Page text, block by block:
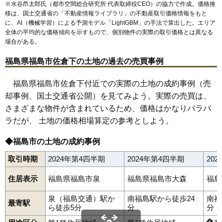
67 小倉寺 13万円 1,284万円 13.5%
68 南町 12万円 382万円 5.9%
69
70 沖高 12万円 637万円
72 下鳥渡 12万円 1,422万円 6.1%
73 渡利 11万円 768万円 3.1%
北矢野目 11万円
76 町庭坂 10万円
77 松川町美郷 9.3万円 895万円 6.0%
80 松川町関谷 7.2万円 673万円 1.3%
81 荒井北 7.1万円 964万円 10.0%
※水谷昂太郎氏（都市空間総合研究所 代表取締役CEO）の協力で作成。価格推
移は、国土交通省の「不動産情報ライブラリ 」の不動産取引価格情報をもと
に、AI（機械学習）による予測モデル「LightGBM」の手法で算出した。エリア
全体の平均的な価格傾向を示すもので、個別物件の実際の取引価格とは異なる
場合がある。
福島県福島市佐倉下の土地の過去の売買事例
福島県福島市佐倉下付近での実際の土地の成約事例（売
却事例、国土交通省公開）を見てみよう。実際の売買は、
さまざまな物件が含まれているため、価格はかなりバラバ
ラだが、 土地の価格相場算定の参考としよう。
◆福島市の土地の成約事例
取引時期 2024年第4四半期 2024年第4四半期
住居表示 福島県福島市泉 福島県福島市大森 福
最寄駅
泉（福島交通）駅か
ら徒歩5分
南福島駅から徒歩24
分
南
分
旭町荒井荒井北荒町飯坂町飯坂町中野飯坂町東湯野
飯坂町平野飯坂町湯野飯野町飯野町大久保泉上町大笹生
太田町
大森岡島岡部沖高 小倉寺
春日町霞町鎌田上鳥渡上名倉上野寺上浜町北沢又北矢野目